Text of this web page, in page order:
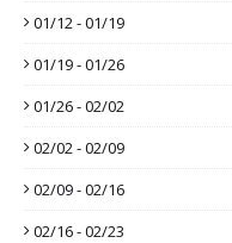
01/12 - 01/19
01/19 - 01/26
01/26 - 02/02
02/02 - 02/09
02/09 - 02/16
02/16 - 02/23